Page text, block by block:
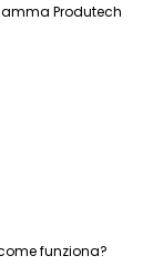
Produtech
funziona?